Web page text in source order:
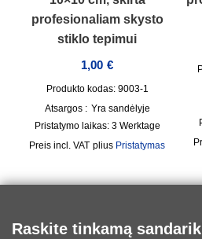
profesionaliam skysto
stiklo tepimui
1,00 €
Produkto kodas: 9003-1
Atsargos : Yra sandėlyje
Pristatymo laikas: 3 Werktage
incl. VAT plius Pristatymas
Raskite tinkamą